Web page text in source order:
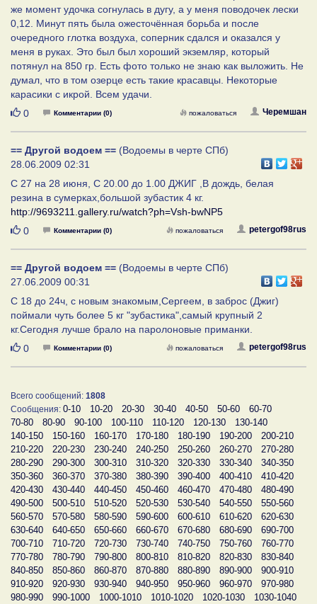
же момент удочка согнулась в дугу, а у меня поводочек лески
0,12. Минут пять была ожесточённая борьба и после
очередного глотка воздуха, соперник сдался и оказался у
меня в руках. Это был был хороший экземляр, который
потянул на 850 гр. Есть фото только не знаю как выложить. Не
думал, что в том озерце есть такие красавцы. Некоторые
карасики с икрой. Всем удачи.
Нравится
0 Комментарии (0) Черемшан
пожаловаться
== Другой водоем == (Водоемы в черте СПб)
28.06.2009 02:31
С 27 на 28 июня, С 20.00 до 1.00 ДЖИГ ,В дождь, белая
резина в сумерках,большой зубастик 4 кг.
http://9693211.gallery.ru/watch?ph=Vsh-bwNP5
Нравится
0 Комментарии (0) petergof98rus
пожаловаться
== Другой водоем == (Водоемы в черте СПб)
27.06.2009 00:31
С 18 до 24ч, с новым знакомым,Сергеем, в заброс (Джиг)
поймали чуть более 5 кг "зубастика",самый крупный 2
кг.Сегодня лучше брало на паролоновые приманки.
Нравится
0 Комментарии (0) petergof98rus
пожаловаться
Всего сообщений: 1808
Сообщения: 0-10 10-20 20-30 30-40 40-50 50-60
60-70
70-80
80-90 90-100 100-110 110-120 120-130
130-140
140-150
150-160 160-170 170-180 180-190 190-200
200-210
210-220
220-230 230-240 240-250 250-260 260-270
270-280
280-290
290-300 300-310 310-320 320-330 330-340
340-350
350-360
360-370 370-380 380-390 390-400 400-410
410-420
420-430
430-440 440-450 450-460 460-470 470-480
480-490
490-500
500-510 510-520 520-530 530-540 540-550
550-560
560-570
570-580 580-590 590-600 600-610 610-620
620-630
630-640
640-650 650-660 660-670 670-680 680-690
690-700
700-710
710-720 720-730 730-740 740-750 750-760
760-770
770-780
780-790 790-800 800-810 810-820 820-830
830-840
840-850
850-860 860-870 870-880 880-890 890-900
900-910
910-920
920-930 930-940 940-950 950-960 960-970
970-980
980-990
990-1000 1000-1010 1010-1020 1020-1030
1030-1040